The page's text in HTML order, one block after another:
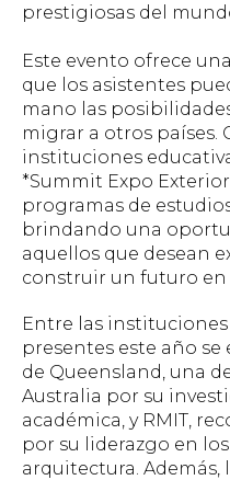
prestigiosas del
Este evento ofrece
que los asistentes
mano las
migrar a otros países.
instituciones
*Summit Expo
programas de
brindando una
aquellos que desean
construir un futuro en
Entre las
presentes este año
de Queensland, una
Australia por su
académica, y RMIT,
por su liderazgo en
arquitectura.